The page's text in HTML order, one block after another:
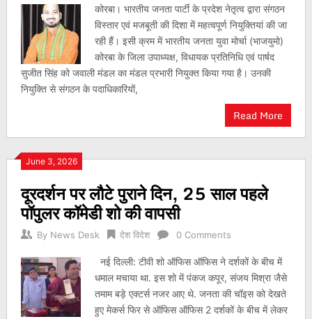
कोरबा। भारतीय जनता पार्टी के प्रदेश नेतृत्व द्वारा संगठन
विस्तार एवं मजबूती की दिशा में महत्वपूर्ण नियुक्तियां की जा
रही हैं। इसी क्रम में भारतीय जनता युवा मोर्चा (भाजयुमो)
कोरबा के जिला उपाध्यक्ष, विधायक प्रतिनिधि एवं पार्षद
सुजीत सिंह को जवाली मंडल का मंडल प्रभारी नियुक्त किया गया है। उनकी
नियुक्ति से संगठन के पदाधिकारियों,
Read More
June 3, 2026
दूरदर्शन पर लौटे पुराने दिन, 25 साल पहले
पॉपुलर कॉमेडी शो की वापसी
By News Desk देश विदेश 0 Comments
नई दिल्ली: टीवी शो ऑफिस ऑफिस ने दर्शकों के बीच में
धमाल मचाया था. इस शो में पंकज कपूर, संजय मिश्रा जैसे
तमाम बड़े एक्टर्स नजर आए थे. जनता की चॉइस को देखते
हुए मेकर्स फिर से ऑफिस ऑफिस 2 दर्शकों के बीच में लेकर